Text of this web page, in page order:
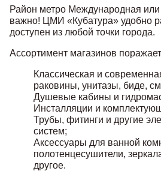
Район метро Международная
важно! ЦМИ «Кубатура» удобно
доступен из любой точки города.
Ассортимент магазинов
Классическая и
раковины, унитазы, биде,
Душевые кабины и
Инсталляции и
Трубы, фитинги и другие
систем;
Аксессуары для ванной
полотенцесушители,
другое.